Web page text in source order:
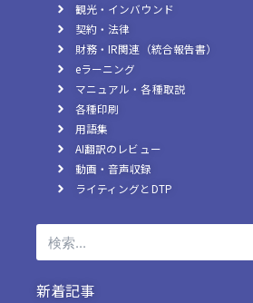
観光・インバウンド
契約・法律
財務・IR関連（統合報告書）
eラーニング
マニュアル・各種取説
各種印刷
用語集
AI翻訳のレビュー
動画・音声収録
ライティングとDTP
検
索
新着記事